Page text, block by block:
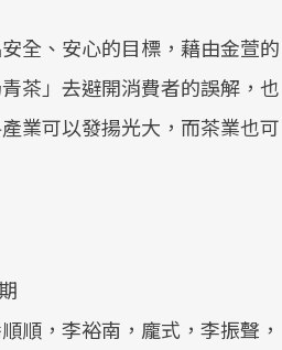
全、安心的目標，藉由金萱的
茶」去避開消費者的誤解，也
業可以發揚光大，而茶業也可
順，李裕南，龐式，李振聲，